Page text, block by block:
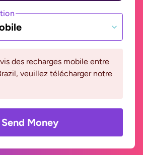
des recharges mobile entre
veuillez télécharger notre
Send Money